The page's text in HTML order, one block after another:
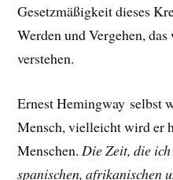
Gesetzmäßigkeit dieses
Werden und Vergehen,
verstehen.
Ernest Hemingway selbst
Mensch, vielleicht wird er
Menschen. Die Zeit, die
spanischen, afrikanischen